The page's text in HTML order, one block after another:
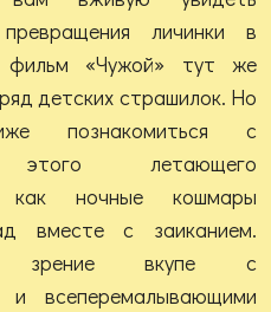
личинки в
фильм «Чужой» тут же
детских страшилок. Но
познакомиться с
этого летающего
как ночные кошмары
вместе с заиканием.
зрение вкупе с
и всеперемалывающими